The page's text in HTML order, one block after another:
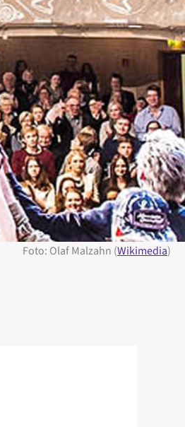
Foto: Olaf Malzahn (Wikimedia)